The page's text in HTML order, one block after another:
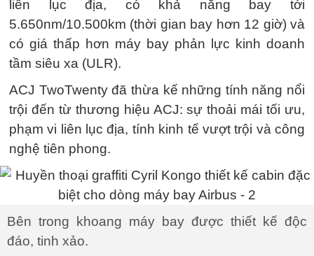
liên lục địa, có khả năng bay tới
5.650nm/10.500km (thời gian bay hơn 12 giờ) và
có giá thấp hơn máy bay phản lực kinh doanh
tầm siêu xa (ULR).
ACJ TwoTwenty đã thừa kế những tính năng nổi
trội đến từ thương hiệu ACJ: sự thoải mái tối ưu,
phạm vi liên lục địa, tính kinh tế vượt trội và công
nghệ tiên phong.
Bên trong khoang máy bay được thiết kế độc
đáo, tinh xảo.